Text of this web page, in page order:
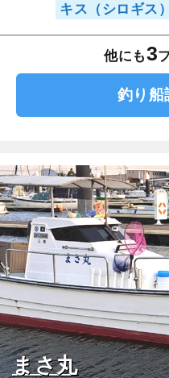
キス（シロギス）
他にも3
釣り船
まさ丸